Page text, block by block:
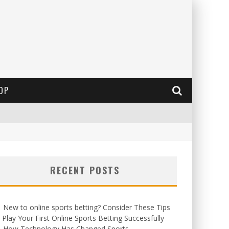
RECENT POSTS
New to online sports betting? Consider These Tips
Your First Online Sports Betting Successfully